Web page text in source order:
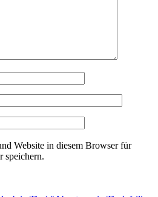
Website in diesem Browser für
speichern.